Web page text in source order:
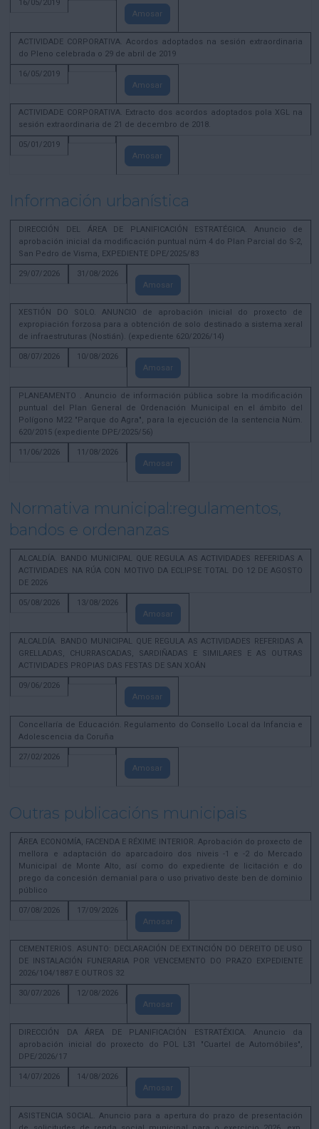
16/05/2019
Amosar
ACTIVIDADE CORPORATIVA. Acordos adoptados na sesión extraordinaria
do Pleno celebrada o 29 de abril de 2019
16/05/2019
Amosar
ACTIVIDADE CORPORATIVA. Extracto dos acordos adoptados pola XGL na
sesión extraordinaria de 21 de decembro de 2018.
05/01/2019
Amosar
Información urbanística
DIRECCIÓN DEL ÁREA DE PLANIFICACIÓN ESTRATÉGICA. Anuncio de
aprobación inicial da modificación puntual núm 4 do Plan Parcial do S-2,
San Pedro de Visma, EXPEDIENTE DPE/2025/83
29/07/2026
31/08/2026
Amosar
XESTIÓN DO SOLO. ANUNCIO de aprobación inicial do proxecto de
expropiación forzosa para a obtención de solo destinado a sistema xeral
de infraestruturas (Nostián). (expediente 620/2026/14)
08/07/2026
10/08/2026
Amosar
PLANEAMENTO . Anuncio de información pública sobre la modificación
puntual del Plan General de Ordenación Municipal en el ámbito del
Polígono M22 "Parque do Agra", para la ejecución de la sentencia Núm.
620/2015 (expediente DPE/2025/56)
11/06/2026
11/08/2026
Amosar
Normativa municipal:regulamentos,
bandos e ordenanzas
ALCALDÍA. BANDO MUNICIPAL QUE REGULA AS ACTIVIDADES REFERIDAS A
ACTIVIDADES NA RÚA CON MOTIVO DA ECLIPSE TOTAL DO 12 DE AGOSTO
DE 2026
05/08/2026
13/08/2026
Amosar
ALCALDÍA. BANDO MUNICIPAL QUE REGULA AS ACTIVIDADES REFERIDAS A
GRELLADAS, CHURRASCADAS, SARDIÑADAS E SIMILARES E AS OUTRAS
ACTIVIDADES PROPIAS DAS FESTAS DE SAN XOÁN
09/06/2026
Amosar
Concellaría de Educación. Regulamento do Consello Local da Infancia e
Adolescencia da Coruña
27/02/2026
Amosar
Outras publicacións municipais
ÁREA ECONOMÍA, FACENDA E RÉXIME INTERIOR. Aprobación do proxecto de
mellora e adaptación do aparcadoiro dos niveis -1 e -2 do Mercado
Municipal de Monte Alto, así como do expediente de licitación e do
prego da concesión demanial para o uso privativo deste ben de dominio
público
07/08/2026
17/09/2026
Amosar
CEMENTERIOS. ASUNTO: DECLARACIÓN DE EXTINCIÓN DO DEREITO DE USO
DE INSTALACIÓN FUNERARIA POR VENCEMENTO DO PRAZO EXPEDIENTE
2026/104/1887 E OUTROS 32
30/07/2026
12/08/2026
Amosar
DIRECCIÓN DA ÁREA DE PLANIFICACIÓN ESTRATÉXICA. Anuncio da
aprobación inicial do proxecto do POL L31 "Cuartel de Automóbiles",
DPE/2026/17
14/07/2026
14/08/2026
Amosar
ASISTENCIA SOCIAL. Anuncio para a apertura do prazo de presentación